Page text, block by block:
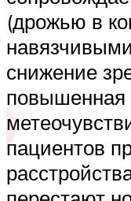
(дрожью в
снижение
повышенная
пациентов